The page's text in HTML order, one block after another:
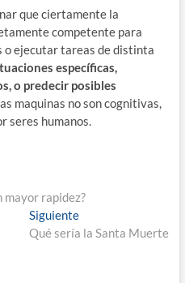
que ciertamente la
competente para
ejecutar tareas de distinta
específicas,
o predecir posibles
las maquinas no son cognitivas,
seres humanos.
mayor rapidez?
SiguienteEntrada
siguiente:
Qué sería la Santa Muerte